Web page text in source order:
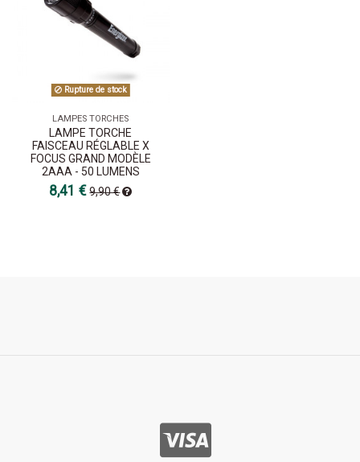
Rupture de stock
LAMPES TORCHES
LAMPE TORCHE
FAISCEAU RÉGLABLE X
FOCUS GRAND MODÈLE
2AAA - 50 LUMENS
8,41 €9,90 €